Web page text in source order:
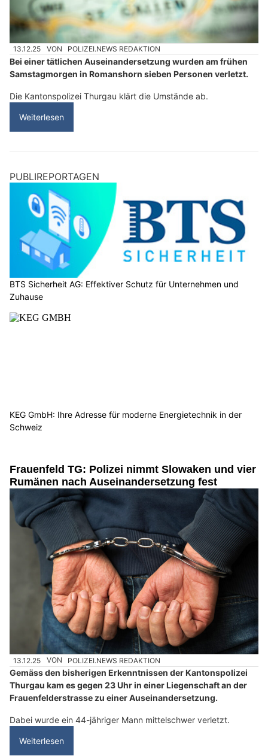
13.12.25 VON POLIZEI.NEWS REDAKTION
Bei einer tätlichen Auseinandersetzung wurden am frühen
Samstagmorgen in Romanshorn sieben Personen verletzt.
Die Kantonspolizei Thurgau klärt die Umstände ab.
Weiterlesen
PUBLIREPORTAGEN
BTS Sicherheit AG: Effektiver Schutz für Unternehmen und
Zuhause
KEG GmbH: Ihre Adresse für moderne Energietechnik in der
Schweiz
Frauenfeld TG: Polizei nimmt Slowaken und vier
Rumänen nach Auseinandersetzung fest
13.12.25 VON POLIZEI.NEWS REDAKTION
Gemäss den bisherigen Erkenntnissen der Kantonspolizei
Thurgau kam es gegen 23 Uhr in einer Liegenschaft an der
Frauenfelderstrasse zu einer Auseinandersetzung.
Dabei wurde ein 44-jähriger Mann mittelschwer verletzt.
Weiterlesen